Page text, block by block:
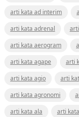
arti kata ad interim
arti kata adrenal
arti kata aerogram
arti kata agape
arti
arti kata agio
arti
arti kata agronomi
arti kata ala
arti